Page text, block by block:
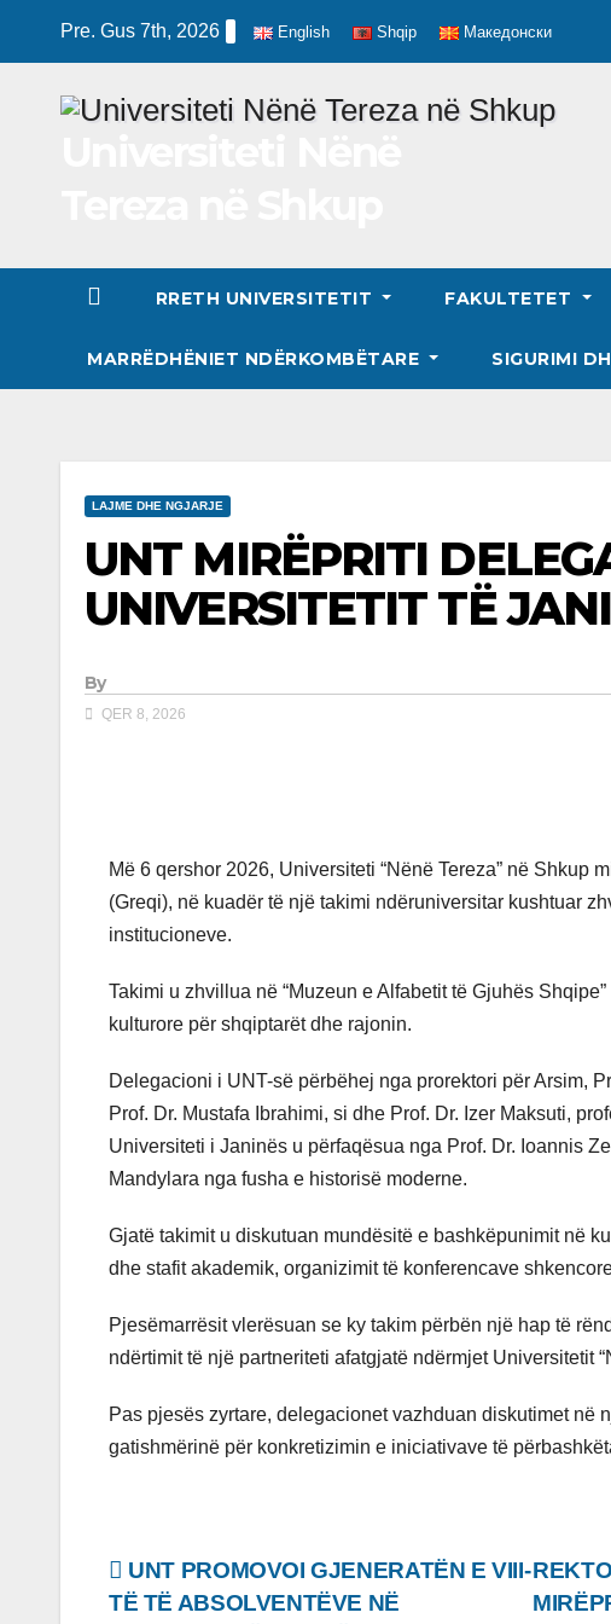
Pre. Gus 7th, 2026 English Shqip Македонски
RRETH UNIVERSITETIT FAKULTETET
MARRËDHËNIET NDËRKOMBËTARE SIGURIMI
LAJME DHE NGJARJE
UNT MIRËPRITI
UNIVERSITETIT TË
By
QER 8, 2026
Më 6 qershor 2026, Universiteti “Nënë Tereza” në Shkup
(Greqi), në kuadër të një takimi ndëruniversitar kushtuar
institucioneve.
Takimi u zhvillua në “Muzeun e Alfabetit të Gjuhës
kulturore për shqiptarët dhe rajonin.
Delegacioni i UNT-së përbëhej nga prorektori për Arsim,
Prof. Dr. Mustafa Ibrahimi, si dhe Prof. Dr. Izer Maksuti,
Universiteti i Janinës u përfaqësua nga Prof. Dr. Ioannis
Mandylara nga fusha e historisë moderne.
Gjatë takimit u diskutuan mundësitë e bashkëpunimit në
dhe stafit akademik, organizimit të konferencave
Pjesëmarrësit vlerësuan se ky takim përbën një hap të
ndërtimit të një partneriteti afatgjatë ndërmjet Universitetit
Pas pjesës zyrtare, delegacionet vazhduan diskutimet në
gatishmërinë për konkretizimin e iniciativave të
Lëvizje
UNT PROMOVOI GJENERATËN E VIII-
TË TË ABSOLVENTËVE NË